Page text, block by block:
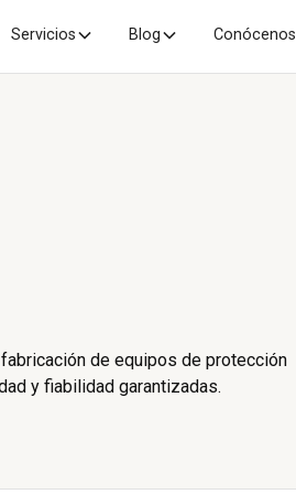
Servicios Blog Conócenos
de equipos de protección
y fiabilidad garantizadas.